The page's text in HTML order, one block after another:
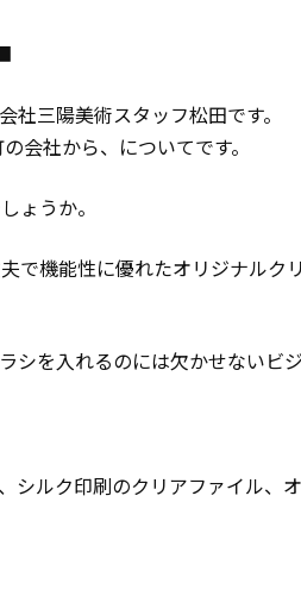
社三陽美術スタッフ松田です。
会社から、についてです。
ょうか。
で機能性に優れたオリジナルク
シを入れるのには欠かせないビ
シルク印刷のクリアファイル、